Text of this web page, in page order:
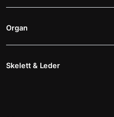
Organ
Skelett & Leder